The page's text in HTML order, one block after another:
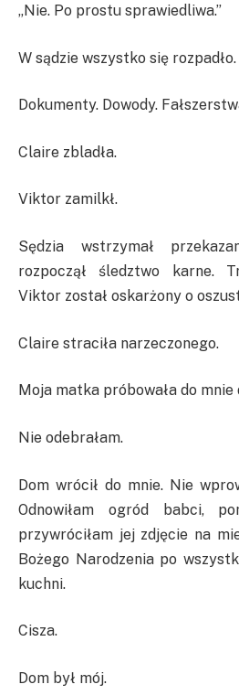
„Nie. Po prostu sprawiedliwa.”
W sądzie wszystko się rozpadło.
Dokumenty. Dowody.
Claire zbladła.
Viktor zamilkł.
Sędzia wstrzymał
rozpoczął śledztwo karne.
Viktor został oskarżony o
Claire straciła narzeczonego.
Moja matka próbowała do mnie
Nie odebrałam.
Dom wrócił do mnie. Nie
Odnowiłam ogród babci,
przywróciłam jej zdjęcie na
Bożego Narodzenia po
kuchni.
Cisza.
Dom był mój.